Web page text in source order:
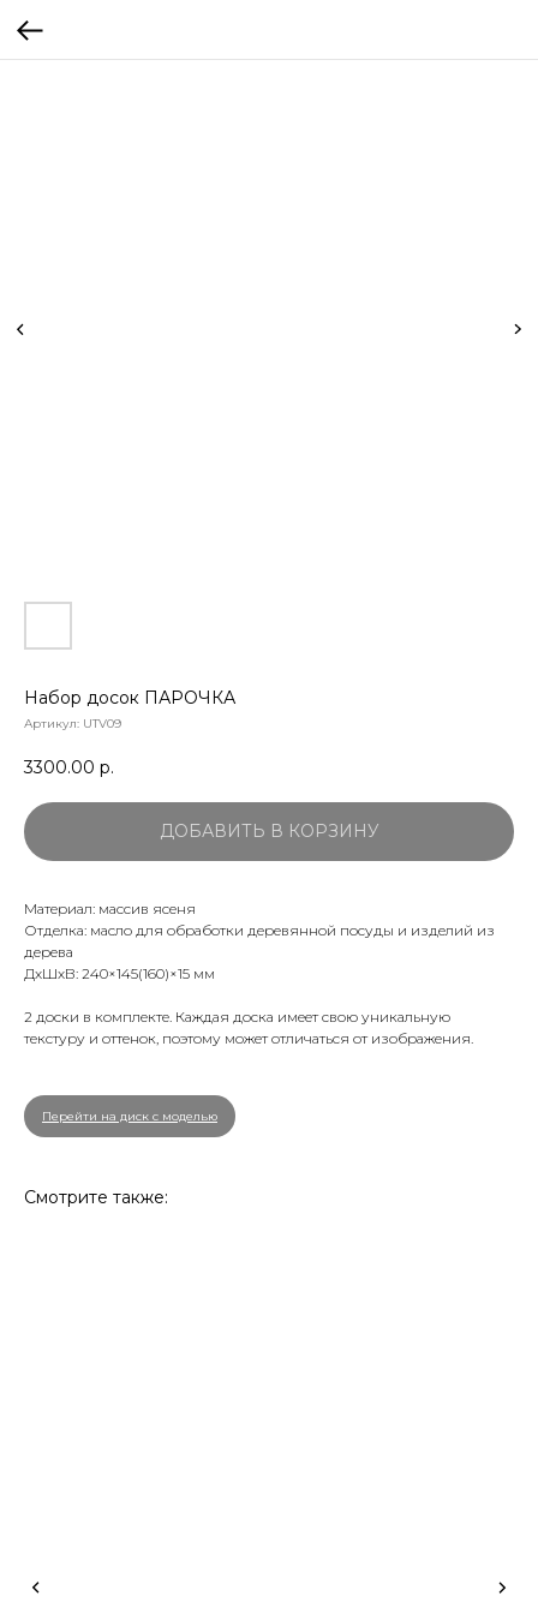
Набор досок ПАРОЧКА
Артикул: UTV09
3300.00 р.
ДОБАВИТЬ В КОРЗИНУ
Материал: массив ясеня
Отделка: масло для обработки деревянной посуды и изделий из
дерева
ДхШхВ: 240×145(160)×15 мм
2 доски в комплекте. Каждая доска имеет свою уникальную
текстуру и оттенок, поэтому может отличаться от изображения.
Перейти на диск с моделью
Смотрите также: